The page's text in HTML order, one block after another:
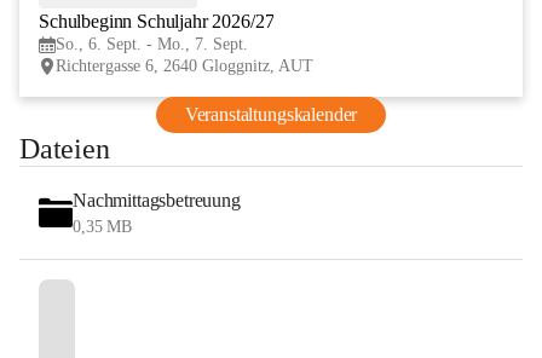
Schulbeginn Schuljahr 2026/27
So., 6. Sept. - Mo., 7. Sept.
Richtergasse 6, 2640 Gloggnitz, AUT
Veranstaltungskalender
Dateien
Nachmittagsbetreuung
0,35 MB